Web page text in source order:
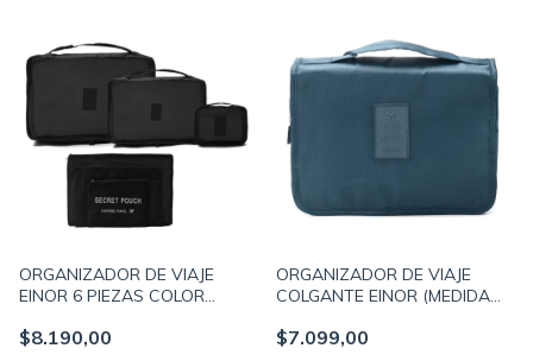
ORGANIZADOR DE VIAJE
EINOR 6 PIEZAS COLOR
$8.190,00
ORGANIZADOR DE VIAJE
COLGANTE EINOR (MEDIDA
21X25X12CM) COLOR AZUL
$7.099,00